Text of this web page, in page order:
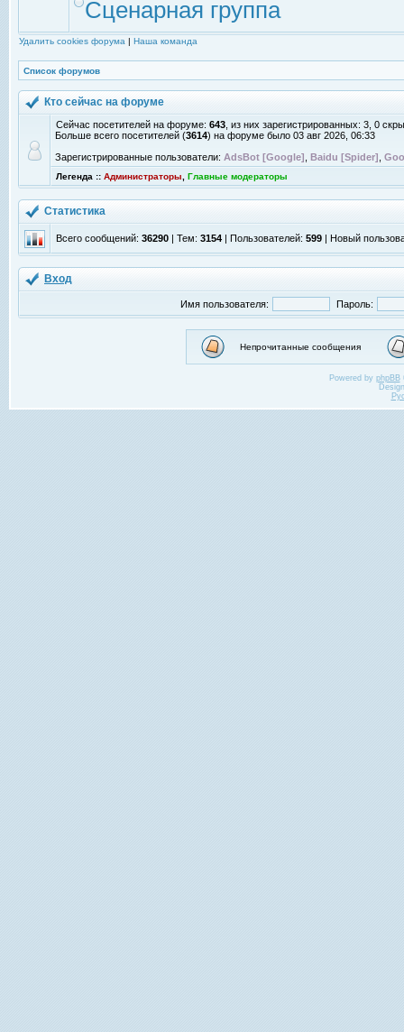
Сценарная группа
Удалить cookies форума | Наша команда
Список форумов
Кто сейчас на форуме
Сейчас посетителей на форуме: 643 , из них зарегистрированных: 3, 0
Больше всего посетителей (3614) на форуме было 03 авг 2026, 06:33
Зарегистрированные пользователи: AdsBot [Google] Baidu [Spider]
Легенда :: Администраторы Главные модераторы
Статистика
Всего сообщений: 36290 | Тем: 3154 | Пользователей: 599 | Новый
Вход
Имя пользователя: Пароль:
Непрочитанные сообщения
Powered by phpBB